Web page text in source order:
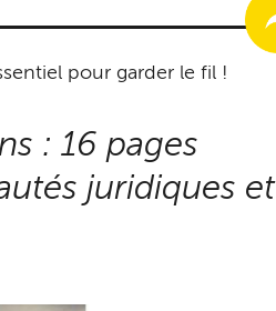
pour garder le fil !
: 16 pages
juridiques et